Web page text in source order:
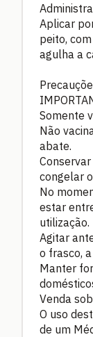
Aplicar
peito,
agulha a
Somente
Não
abate.
congelar
No
estar
utilização.
Agitar
o frasco,
Manter
Venda
O uso
de um